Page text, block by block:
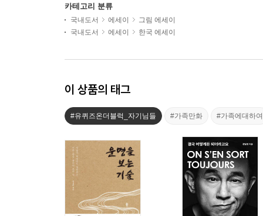
카테고리 분류
국내도서 에세이
그림 에세이
국내도서
에세이 한국 에세이
이 상품의 태그
#유퀴즈온더블럭_자기님들 #가족만화 #가족에대하여